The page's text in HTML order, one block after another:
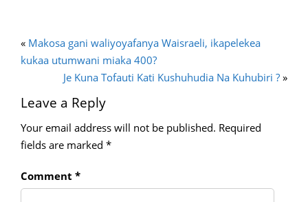
« Makosa gani waliyoyafanya Waisraeli, ikapelekea
kukaa utumwani miaka 400?
Je Kuna Tofauti Kati Kushuhudia Na Kuhubiri ? »
Leave a Reply
Your email address will not be published. Required
fields are marked *
Comment *